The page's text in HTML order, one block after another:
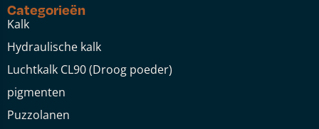
Categorieën
Kalk
Hydraulische kalk
Luchtkalk CL90 (Droog poeder)
pigmenten
Puzzolanen